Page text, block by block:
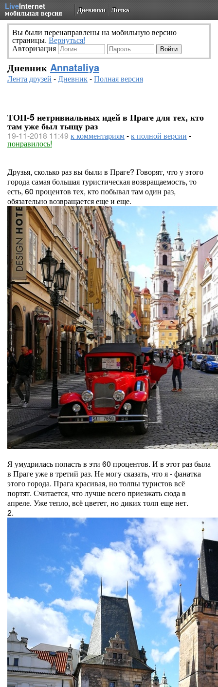
LiveInternet
мобильная версия Дневники Личка
Вы были перенаправлены на мобильную версию
страницы. Вернуться!
Авторизация
Дневник Annataliya
Лента друзей -Дневник-Полная версия
ТОП-5 нетривиальных идей в Праге для тех, кто
там уже был тыщу раз
19-11-2018 11:49 к комментариям-к полной версии -
понравилось!
Друзья, сколько раз вы были в Праге? Говорят, что у этого
города самая большая туристическая возвращаемость, то
есть, 60 процентов тех, кто побывал там один раз,
обязательно возвращается еще и еще.
Я умудрилась попасть в эти 60 процентов. И в этот раз была
в Праге уже в третий раз. Не могу сказать, что я - фанатка
этого города. Прага красивая, но толпы туристов всё
портят. Считается, что лучше всего приезжать сюда в
апреле. Уже тепло, всё цветет, но диких толп еще нет.
2.